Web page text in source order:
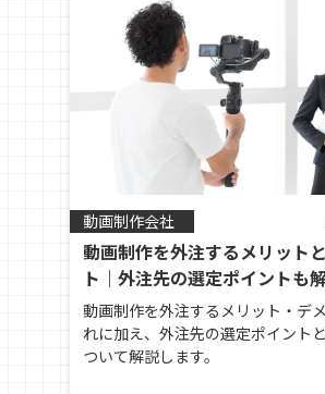
たりのWeb制作会社をどうやって
か、どんなやりとりをすればいい
わからない！」という皆様に代わ
ったりのサービス・商品探しをサ
「PITTALAB（ピッタラボ）」ス
家にお話を伺い、疑問を解決して
動画制作会社
動画制作を外注するメリット
ト｜外注先の選定ポイントも
動画制作を外注するメリット・デ
れに加え、外注先の選定ポイント
ついて解説します。